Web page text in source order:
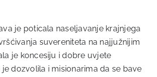
je poticala naseljavanje krajnjega
suvereniteta na najjužnijim
je koncesiju i dobre uvjete
dozvolila i misionarima da se bave